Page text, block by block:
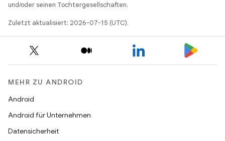
und/oder seinen Tochtergesellschaften.
Zuletzt aktualisiert: 2026-07-15 (UTC).
MEHR ZU ANDROID
Android
Android für Unternehmen
Datensicherheit